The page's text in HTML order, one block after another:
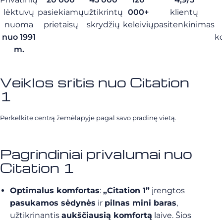
lėktuvų
nuoma
nuo 1991
m.
pasiekiamų
prietaisų
užtikrintų
skrydžių
000+
keleivių
klientų
pasitenkinimas
Veiklos sritis nuo Citation
1
Perkelkite centrą žemėlapyje pagal savo pradinę vietą.
Pagrindiniai privalumai nuo
Citation 1
Optimalus komfortas: „Citation 1” įrengtos
pasukamos sėdynės ir pilnas mini baras,
užtikrinantis aukščiausią komfortą laive. Šios